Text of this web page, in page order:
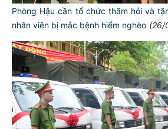
Phòng Hậu cần tổ chức thăm hỏi và
nhân viên bị mắc bệnh hiểm nghèo (26/
TƯ CÁCH
NGƯỜI CÔNG AN CÁCH